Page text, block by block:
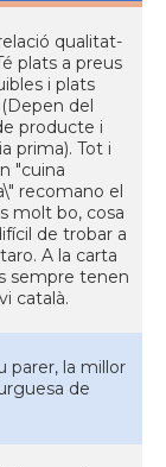
qualitat-
plats a preus
i plats
(Depen del
producte i
prima). Tot i
"cuina
recomano el
molt bo, cosa
de trobar a
A la carta
sempre tenen
català.
parer, la millor
de